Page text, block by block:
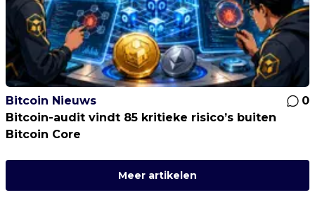
Bitcoin Nieuws
0
Bitcoin-audit vindt 85 kritieke risico’s buiten
Bitcoin Core
Meer artikelen